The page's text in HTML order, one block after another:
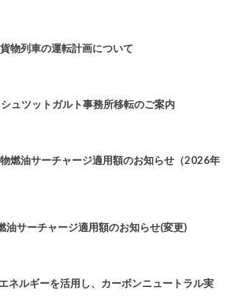
物列車の運転計画について
ュツットガルト事務所移転のご案内
燃油サーチャージ適用額のお知らせ（2026年
サーチャージ適用額のお知らせ(変更)
ネルギーを活用し、カーボンニュートラル実